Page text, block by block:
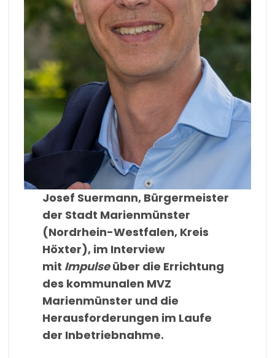
Josef Suermann, Bürgermeister
der Stadt Marienmünster
(Nordrhein-Westfalen, Kreis
Höxter), im Interview
mit Impulseüber die Errichtung
des kommunalen MVZ
Marienmünster und die
Herausforderungen im Laufe
der Inbetriebnahme.